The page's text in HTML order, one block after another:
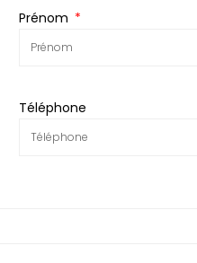
Prénom
Téléphone